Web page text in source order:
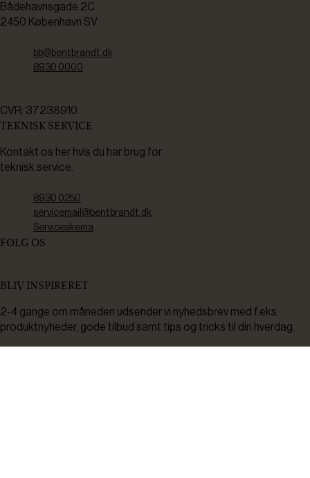
Bådehavnsgade 2C
2450 København SV
bb@bentbrandt.dk
8930 0000
CVR: 37238910
TEKNISK SERVICE
Kontakt os her hvis du har brug for
teknisk service.
8930 0250
servicemail@bentbrandt.dk
Serviceskema
FØLG OS
BLIV INSPIRERET
2-4 gange om måneden udsender vi nyhedsbrev med f.eks.
produktnyheder, gode tilbud samt tips og tricks til din hverdag.